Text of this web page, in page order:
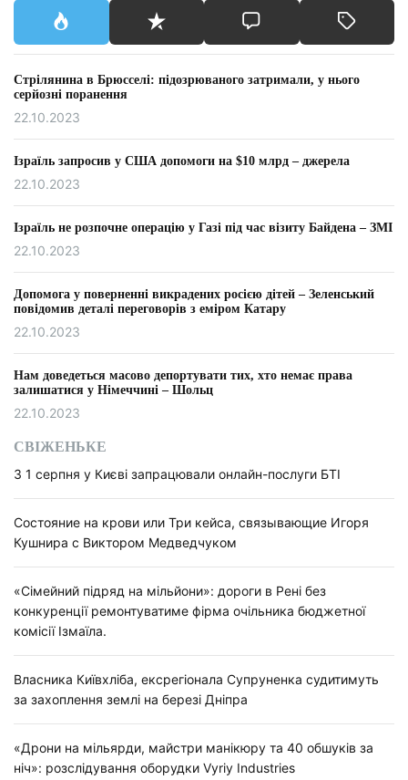
Стрілянина в Брюсселі: підозрюваного затримали, у нього
серйозні поранення
22.10.2023
Ізраїль запросив у США допомоги на $10 млрд – джерела
22.10.2023
Ізраїль не розпочне операцію у Газі під час візиту Байдена – ЗМІ
22.10.2023
Допомога у поверненні викрадених росією дітей – Зеленський
повідомив деталі переговорів з еміром Катару
22.10.2023
Нам доведеться масово депортувати тих, хто немає права
залишатися у Німеччині – Шольц
22.10.2023
СВІЖЕНЬКЕ
З 1 серпня у Києві запрацювали онлайн-послуги БТІ
Состояние на крови или Три кейса, связывающие Игоря
Кушнира с Виктором Медведчуком
«Сімейний підряд на мільйони»: дороги в Рені без
конкуренції ремонтуватиме фірма очільника бюджетної
комісії Ізмаїла.
Власника Київхліба, ексрегіонала Супруненка судитимуть
за захоплення землі на березі Дніпра
«Дрони на мільярди, майстри манікюру та 40 обшуків за
ніч»: розслідування оборудки Vyriy Industries